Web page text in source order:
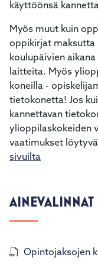
käyttöönsä
Myös muut kuin
oppikirjat maksutta
koulupäivien
laitteita. Myös
koneilla -
tietokonetta! Jos
kannettavan
ylioppilaskokeiden
vaatimukset
sivuilta
AINEVALINNAT
Opintojaksojen